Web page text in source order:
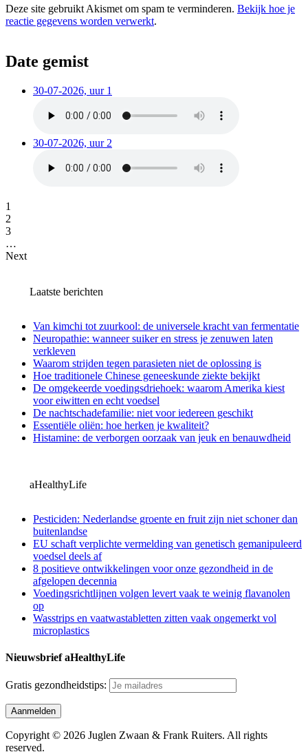
Deze site gebruikt Akismet om spam te verminderen. Bekijk hoe je
reactie gegevens worden verwerkt.
Date gemist
30-07-2026, uur 1
30-07-2026, uur 2
1
2
3
…
Next
Laatste berichten
Van kimchi tot zuurkool: de universele kracht van fermentatie
Neuropathie: wanneer suiker en stress je zenuwen laten
verkleven
Waarom strijden tegen parasieten niet de oplossing is
Hoe traditionele Chinese geneeskunde ziekte bekijkt
De omgekeerde voedingsdriehoek: waarom Amerika kiest
voor eiwitten en echt voedsel
De nachtschadefamilie: niet voor iedereen geschikt
Essentiële oliën: hoe herken je kwaliteit?
Histamine: de verborgen oorzaak van jeuk en benauwdheid
aHealthyLife
Pesticiden: Nederlandse groente en fruit zijn niet schoner dan
buitenlandse
EU schaft verplichte vermelding van genetisch gemanipuleerd
voedsel deels af
8 positieve ontwikkelingen voor onze gezondheid in de
afgelopen decennia
Voedingsrichtlijnen volgen levert vaak te weinig flavanolen
op
Wasstrips en vaatwastabletten zitten vaak ongemerkt vol
microplastics
Nieuwsbrief aHealthyLife
Gratis gezondheidstips:
Copyright © 2026 Juglen Zwaan & Frank Ruiters. All rights
reserved.